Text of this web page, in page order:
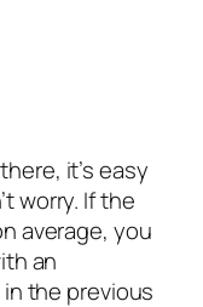
it’s easy
worry. If the
average, you
an
the previous